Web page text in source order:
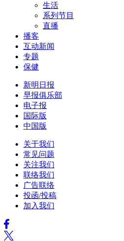
生活
系列节目
直播
播客
互动新闻
专题
保健
新明日报
早报俱乐部
电子报
国际版
中国版
关于我们
常见问题
关注我们
联络我们
广告联络
投函/投稿
加入我们